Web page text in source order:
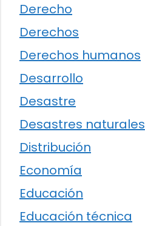
Derecho
Derechos
Derechos humanos
Desarrollo
Desastre
Desastres naturales
Distribución
Economía
Educación
Educación técnica